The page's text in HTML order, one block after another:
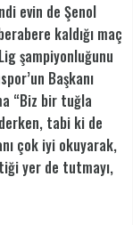
evin de Şenol
kaldığı maç
şampiyonluğunu
Başkanı
“Biz bir tuğla
tabi ki de
çok iyi okuyarak,
yer de tutmayı,